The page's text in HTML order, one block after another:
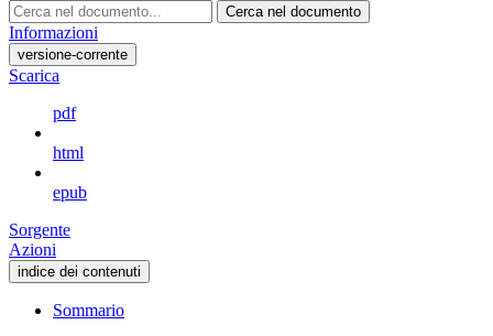
Cerca nel documento
Informazioni
versione-corrente
Scarica
pdf
html
epub
Sorgente
Azioni
indice dei contenuti
Sommario